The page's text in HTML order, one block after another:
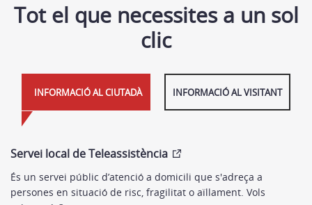
Tot el que necessites a un sol
clic
INFORMACIÓ AL CIUTADÀ INFORMACIÓ AL VISITANT
Servei local de Teleassistència
És un servei públic d’atenció a domicili que s'adreça a
persones en situació de risc, fragilitat o aïllament. Vols